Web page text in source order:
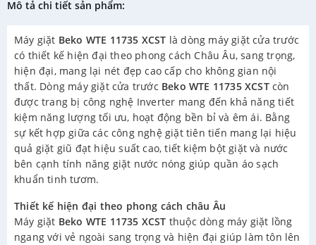
Mô tả chi tiết sản phẩm:
Máy giặt Beko WTE 11735 XCST là dòng máy giặt cửa trước
có thiết kế hiện đại theo phong cách Châu Âu, sang trọng,
hiện đại, mang lại nét đẹp cao cấp cho không gian nội
thất. Dòng máy giặt cửa trước Beko WTE 11735 XCSTcòn
được trang bị công nghệ Inverter mang đến khả năng tiết
kiệm năng lượng tối ưu, hoạt động bền bỉ và êm ái. Bằng
sự kết hợp giữa các công nghệ giặt tiên tiến mang lại hiệu
quả giặt giũ đạt hiệu suất cao, tiết kiệm bột giặt và nước
bên cạnh tính năng giặt nước nóng giúp quần áo sạch
khuẩn tinh tươm.
Thiết kế hiện đại theo phong cách châu Âu
Máy giặt Beko WTE 11735 XCST thuộc dòng máy giặt lồng
ngang với vẻ ngoài sang trọng và hiện đại giúp làm tôn lên